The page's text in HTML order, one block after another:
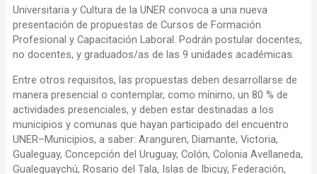
Universitaria y Cultura de la UNER convoca a una nueva
presentación de propuestas de Cursos de Formación
Profesional y Capacitación Laboral. Podrán postular docentes,
no docentes, y graduados/as de las 9 unidades académicas.
Entre otros requisitos, las propuestas deben desarrollarse de
manera presencial o contemplar, como mínimo, un 80 % de
actividades presenciales, y deben estar destinadas a los
municipios y comunas que hayan participado del encuentro
UNER–Municipios, a saber: Aranguren, Diamante, Victoria,
Gualeguay, Concepción del Uruguay, Colón, Colonia Avellaneda,
Gualeguaychú, Rosario del Tala, Islas de Ibicuy, Federación,